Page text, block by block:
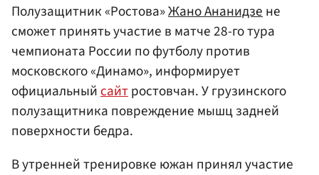
Полузащитник «Ростова»Жано Ананидзене
сможет принять участие в матче 28-го тура
чемпионата России по футболу против
московского «Динамо», информирует
официальныйсайтростовчан. У грузинского
полузащитника повреждение мышц задней
поверхности бедра.
В утренней тренировке южан принял участие